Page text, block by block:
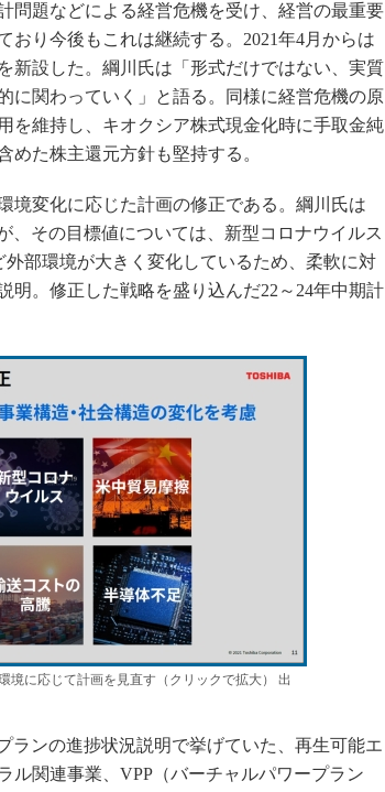
問題などによる経営危機を受け、経営の最重要
おり今後もこれは継続する。2021年4月からは
新設した。綱川氏は「形式だけではない、実質
に関わっていく」と語る。同様に経営危機の原
を維持し、キオクシア株式現金化時に手取金純
めた株主還元方針も堅持する。
変化に応じた計画の修正である。綱川氏は
、その目標値については、新型コロナウイルス
部環境が大きく変化しているため、柔軟に対
明。修正した戦略を盛り込んだ22～24年中期計
境に応じて計画を見直す（クリックで拡大） 出
ランの進捗状況説明で挙げていた、再生可能エ
ル関連事業、VPP（バーチャルパワープラン